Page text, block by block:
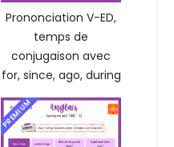
Prononciation V-ED,
temps de
conjugaison avec
for, since, ago, during
PREMIUM